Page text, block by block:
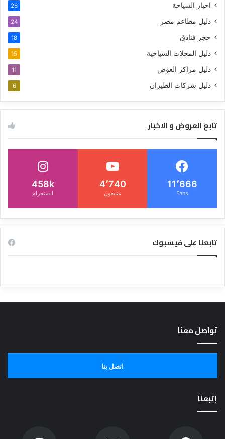
اخبار السياحة 26
دليل مطاعم مصر 24
حجز فنادق 18
دليل المحلات السياحية 15
دليل مراكز الغوص 11
دليل شركات الطيران 6
تابع العروض و الاخبار
11٬666
Fans
4٬740
متابعون
458k
انستجرام
تابعنا على فيسبوك
تواصل معنا
اتصل بنا
إتبعنا